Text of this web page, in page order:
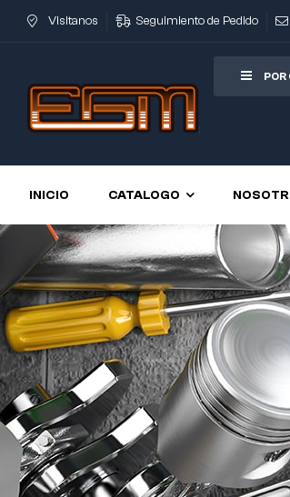
Visitanos Seguimiento de Pedido
POR
INICIO CATALOGO